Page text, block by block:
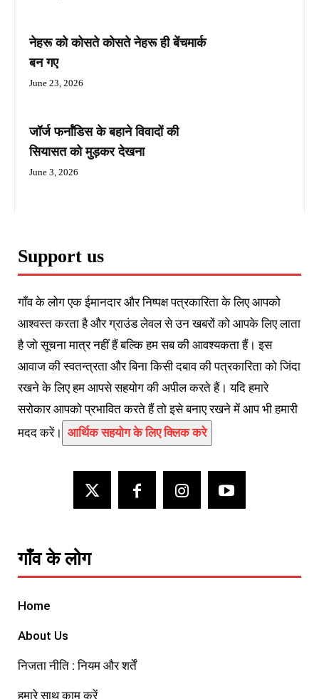
नेहरू को कोसते कोसते नेहरू ही बेंचमार्क
बन गए
June 23, 2026
जॉर्ज फर्नांडिस के बहाने विवादों की
सियासत को मुड़कर देखना
June 3, 2026
Support us
गाँव के लोग एक ईमानदार और निष्पक्ष पत्रकारिता के लिए आपको
आश्वस्त करता है और ग्राउंड लेवल से उन खबरों को आपके लिए लाता
है जो सूचना मात्र नहीं हैं बल्कि हम सब की आवश्यकता हैं। इस
आवाज की स्वतन्त्रता और बिना किसी दबाव की पत्रकारिता को जिंदा
रखने के लिए हम आपसे सहयोग की अपील करते हैं। यदि हमारे
सरोकार आपको प्रभावित करते हैं तो इसे बनाए रखने में आप भी हमारी
मदद करें। आर्थिक सहयोग के लिए क्लिक करे
गाँव के लोग
Home
About Us
निजता नीति : नियम और शर्तें
हमारे साथ काम करें